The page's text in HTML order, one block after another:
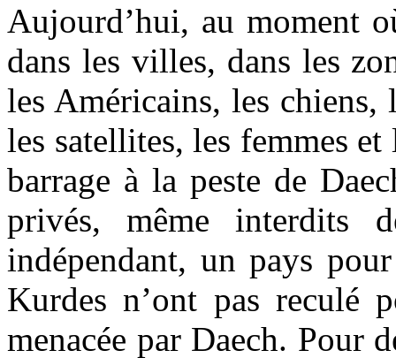
Aujourd’hui, au moment
dans les villes, dans les
les Américains, les chiens,
les satellites, les femmes
barrage à la peste de
privés, même interdits
indépendant, un pays
Kurdes n’ont pas reculé
menacée par Daech. Pour